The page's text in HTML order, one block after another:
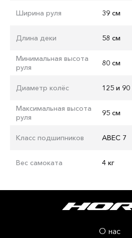
Ширина руля 39 см
Длина деки 58 см
Минимальная высота
руля
80 см
Диаметр колёс 125 и
Максимальная высота
руля
95 см
Класс подшипников ABEC 7
Вес самоката 4 кг
О нас